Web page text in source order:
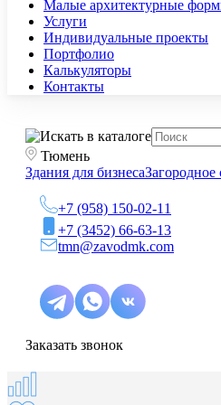
Малые архитектурные
Услуги
Индивидуальные проекты
Портфолио
Калькуляторы
Контакты
Тюмень
Здания для бизнесаЗагородное
+7 (958) 150-02-11
+7 (3452) 66-63-13
tmn@zavodmk.com
Заказать звонок